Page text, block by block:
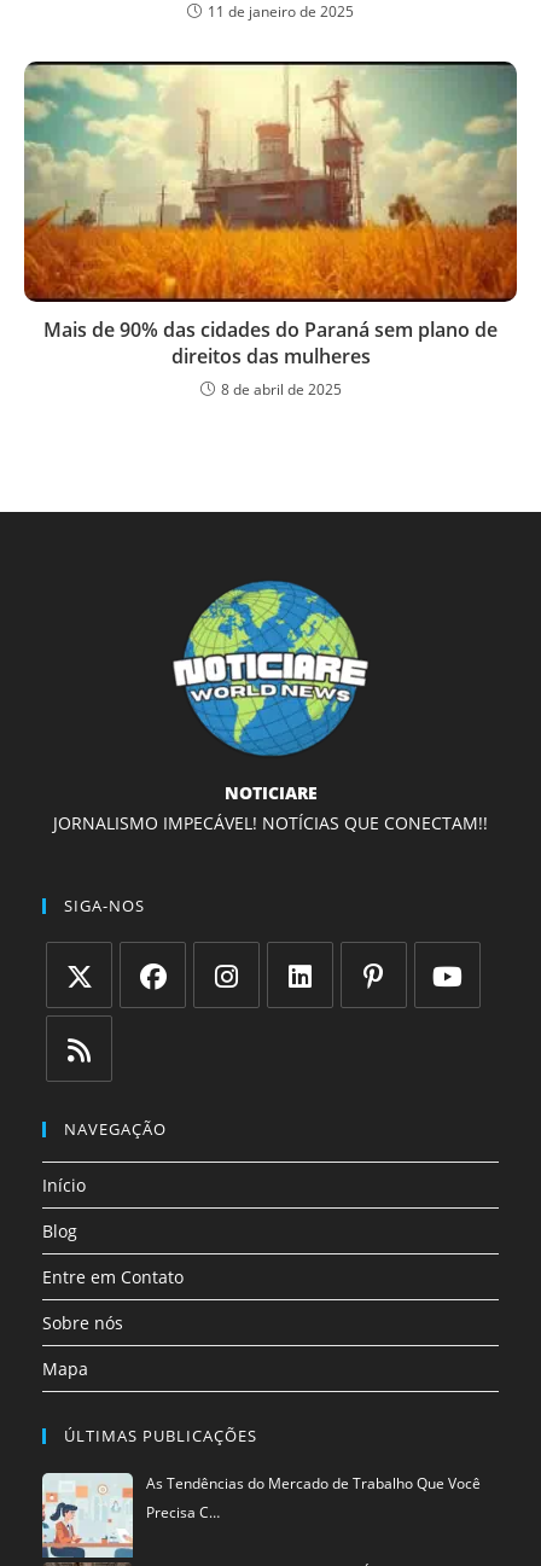
11 de janeiro de 2025
Mais de 90% das cidades do Paraná sem plano de
direitos das mulheres
8 de abril de 2025
NOTICIARE
JORNALISMO IMPECÁVEL! NOTÍCIAS QUE CONECTAM!!
SIGA-NOS
Abre
em
uma
aba
aba
em
nova
aba
NAVEGAÇÃO
Início
Blog
Entre em Contato
Sobre nós
Mapa
ÚLTIMAS PUBLICAÇÕES
As Tendências do Mercado de Trabalho Que Você
Precisa C…